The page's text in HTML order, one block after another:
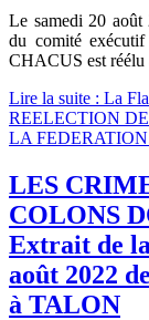
Le samedi 20 août
du comité
CHACUS est réélu
Lire la suite : La
REELECTION
LA
LES
COLONS
Extrait de
août 2022
à TALON